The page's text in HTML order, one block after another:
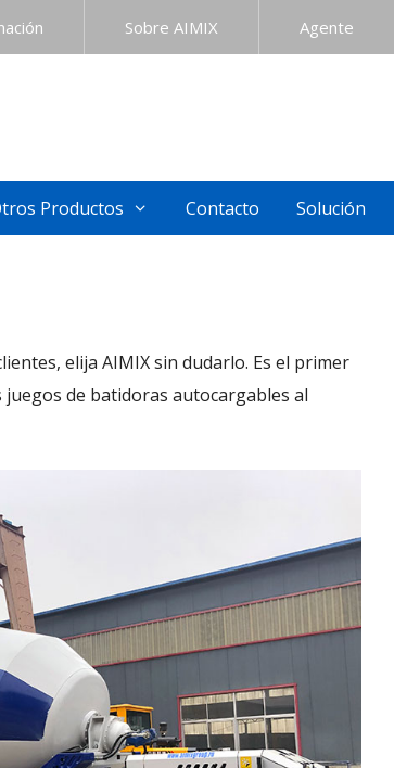
Agente
Sobre AIMIX
Productos Contacto Solución
elija AIMIX sin dudarlo. Es el primer
de batidoras autocargables al